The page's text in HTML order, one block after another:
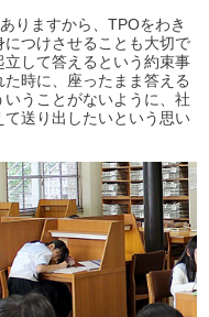
りますから、TPOをわき
つけさせることも大切で
して答えるという約束事
時に、座ったまま答える
うことがないように、社
送り出したいという思い